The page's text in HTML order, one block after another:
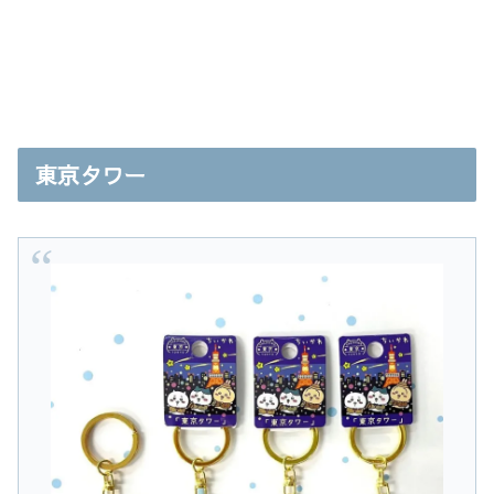
東京タワー